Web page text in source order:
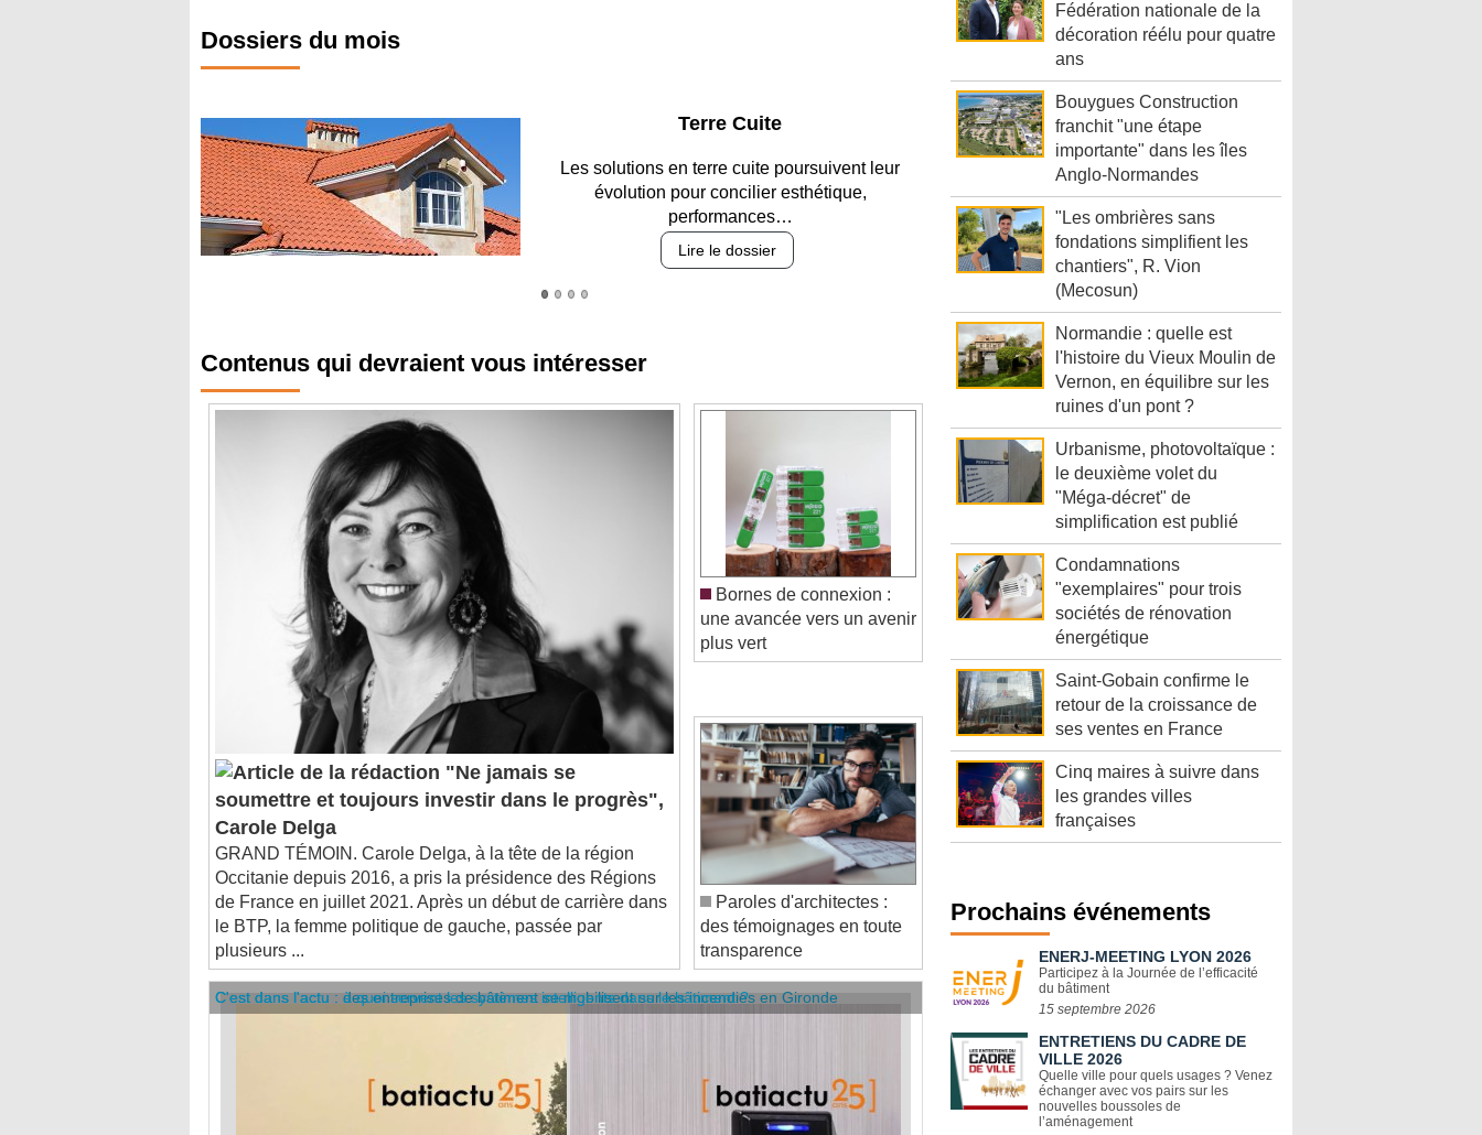
Dossiers du mois
Parking et garages
Entre circulation, sécurisation des accès, durabilité
des revêtements et intégration…
Lire le dossier
"Ne jamais se
soumettre et toujours investir dans le progrès",
Carole Delga
GRAND TÉMOIN. Carole Delga, à la tête de la région
Occitanie depuis 2016, a pris la présidence des Régions
de France en juillet 2021. Après un début de carrière dans
le BTP, la femme politique de gauche, passée par
plusieurs ...
Bornes de connexion :
une avancée vers un avenir
plus vert
Paroles d'architectes :
des témoignages en toute
transparence
C'est dans l'actu : des entreprises de bâtiment se mobilisent sur les incendies en Gironde
C'est dans l'actu : à quoi servent les systèmes intelligents dans le bâtiment ?
Fédération nationale de la
décoration réélu pour quatre
ans
Bouygues Construction
franchit "une étape
importante" dans les îles
Anglo-Normandes
"Les ombrières sans
fondations simplifient les
chantiers", R. Vion
(Mecosun)
Normandie : quelle est
l'histoire du Vieux Moulin de
Vernon, en équilibre sur les
ruines d'un pont ?
Urbanisme, photovoltaïque :
le deuxième volet du
"Méga-décret" de
simplification est publié
Condamnations
"exemplaires" pour trois
sociétés de rénovation
énergétique
Saint-Gobain confirme le
retour de la croissance de
ses ventes en France
Cinq maires à suivre dans
les grandes villes
françaises
Prochains événements
ENERJ-MEETING LYON 2026
Participez à la Journée de l’efficacité
du bâtiment
15 septembre 2026
ENTRETIENS DU CADRE DE
VILLE 2026
Quelle ville pour quels usages ? Venez
échanger avec vos pairs sur les
nouvelles boussoles de
l’aménagement